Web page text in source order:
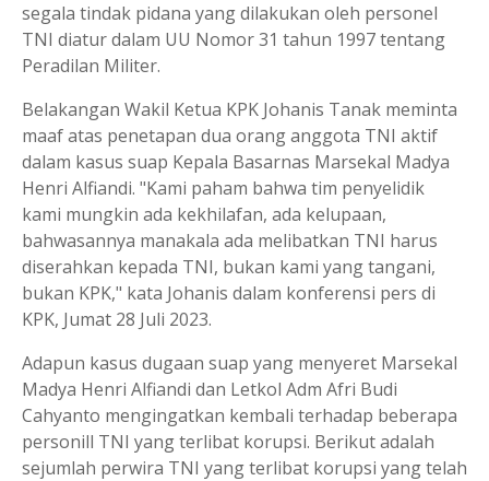
segala tindak pidana yang dilakukan oleh personel
TNI diatur dalam UU Nomor 31 tahun 1997 tentang
Peradilan Militer.
Belakangan Wakil Ketua KPK Johanis Tanak meminta
maaf atas penetapan dua orang anggota TNI aktif
dalam kasus suap Kepala Basarnas Marsekal Madya
Henri Alfiandi. "Kami paham bahwa tim penyelidik
kami mungkin ada kekhilafan, ada kelupaan,
bahwasannya manakala ada melibatkan TNI harus
diserahkan kepada TNI, bukan kami yang tangani,
bukan KPK," kata Johanis dalam konferensi pers di
KPK, Jumat 28 Juli 2023.
Adapun kasus dugaan suap yang menyeret Marsekal
Madya Henri Alfiandi dan Letkol Adm Afri Budi
Cahyanto mengingatkan kembali terhadap beberapa
personill TNI yang terlibat korupsi. Berikut adalah
sejumlah perwira TNI yang terlibat korupsi yang telah